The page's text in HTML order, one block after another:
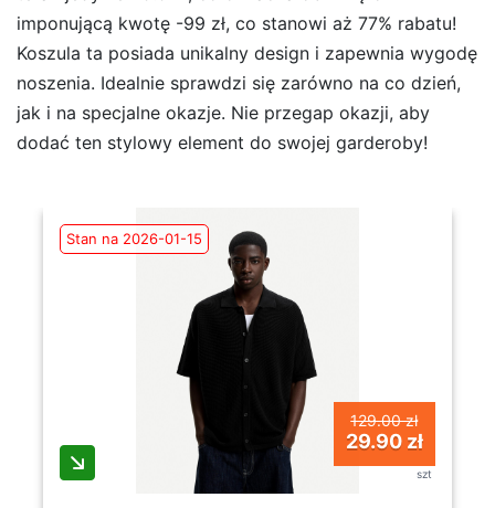
imponującą kwotę -99 zł, co stanowi aż 77% rabatu!
Koszula ta posiada unikalny design i zapewnia wygodę
noszenia. Idealnie sprawdzi się zarówno na co dzień,
jak i na specjalne okazje. Nie przegap okazji, aby
dodać ten stylowy element do swojej garderoby!
Stan na 2026-01-15
129.00 zł
29.90 zł
szt